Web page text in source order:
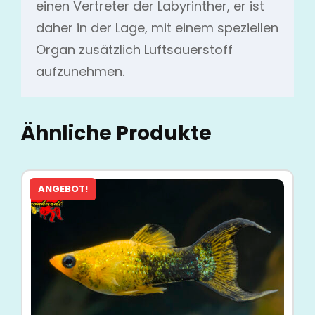
einen Vertreter der Labyrinther, er ist
daher in der Lage, mit einem speziellen
Organ zusätzlich Luftsauerstoff
aufzunehmen.
Ähnliche Produkte
ANGEBOT!